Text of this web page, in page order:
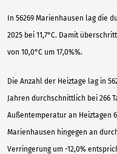
In 56269 Marienhausen lag die
2025 bei 11,7°C. Damit
von 10,0°C um 17,0%%.
Die Anzahl der Heiztage lag in
Jahren durchschnittlich bei 266
Außentemperatur an Heiztagen
Marienhausen hingegen an
Verringerung um -12,0%